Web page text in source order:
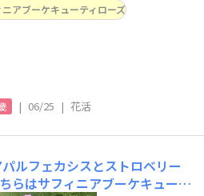
アブーケキューティローズ
| 06/25 | 花活
ルフェカシスとストロベリー
らはサフィニアブーケキューテ